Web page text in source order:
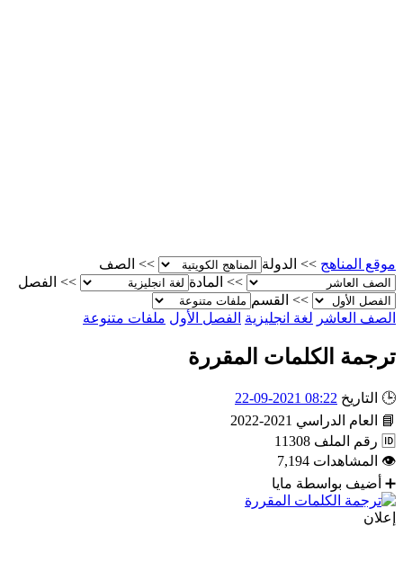
موقع المناهج >> الدولة >>
الصف
>>
المادة >>
الفصل
>>
القسم
الصف العاشر لغة انجليزية الفصل الأول ملفات متنوعة
ترجمة الكلمات المقررة
🕒 التاريخ 08:22 2021-09-22
📘
العام الدراسي 2021-2022
🆔 رقم الملف 11308
👁
المشاهدات 7,194
➕
أضيف بواسطة مايا
إعلان